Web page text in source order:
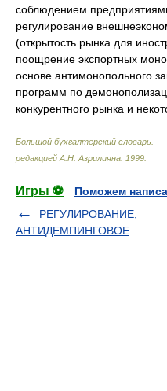
соблюдением
регулирование
(открытость рынка для
поощрение экспортных
основе антимонопольного
программ по
конкурентного рынка и
Большой бухгалтерский словарь.
редакцией А.Н. Азрилияна 1999
Игры ⚽
Поможем
РЕГУЛИРОВАНИЕ,
АНТИДЕМПИНГОВОЕ